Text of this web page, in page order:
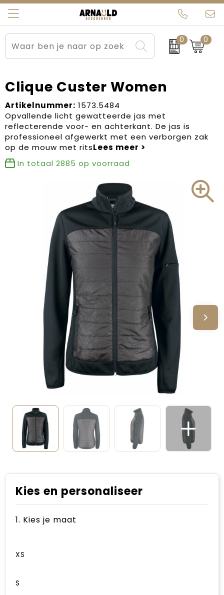
0 0
Relatiegeschenken
Sportkleding
Werkkleding
Kleding en textiel
Tassen
Beurs en Evenementen
Brievenbuspakketten
Carnaval
Dag van de Zorg
Kerstartikelen
Sinterklaas
Verjaardagen
Voetbal, EK en WK
Voor de bouw
Zomergeschenken
Zomerpakketten
Arnauld Kerstpakketten
MijnEigenKadootje
Ons team
Contact
Blogs
Clique Custer Women
Artikelnummer: 1573.5484
Opvallende licht gewatteerde jas met
reflecterende voor- en achterkant. De jas is
professioneel afgewerkt met een verborgen zak
op de mouw met rits
In totaal 2885 op voorraad
Kies en personaliseer
1. Kies je maat
XS
S